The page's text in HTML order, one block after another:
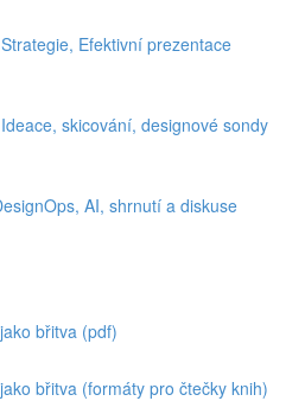
Efektivní prezentace
skicování, designové sondy
AI, shrnutí a diskuse
břitva (pdf)
břitva (formáty pro čtečky knih)